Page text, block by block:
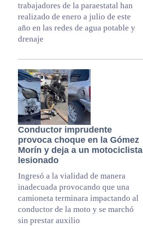
trabajadores de la paraestatal han
realizado de enero a julio de este
año en las redes de agua potable y
drenaje
Conductor imprudente
provoca choque en la Gómez
Morín y deja a un motociclista
lesionado
Ingresó a la vialidad de manera
inadecuada provocando que una
camioneta terminara impactando al
conductor de la moto y se marchó
sin prestar auxilio